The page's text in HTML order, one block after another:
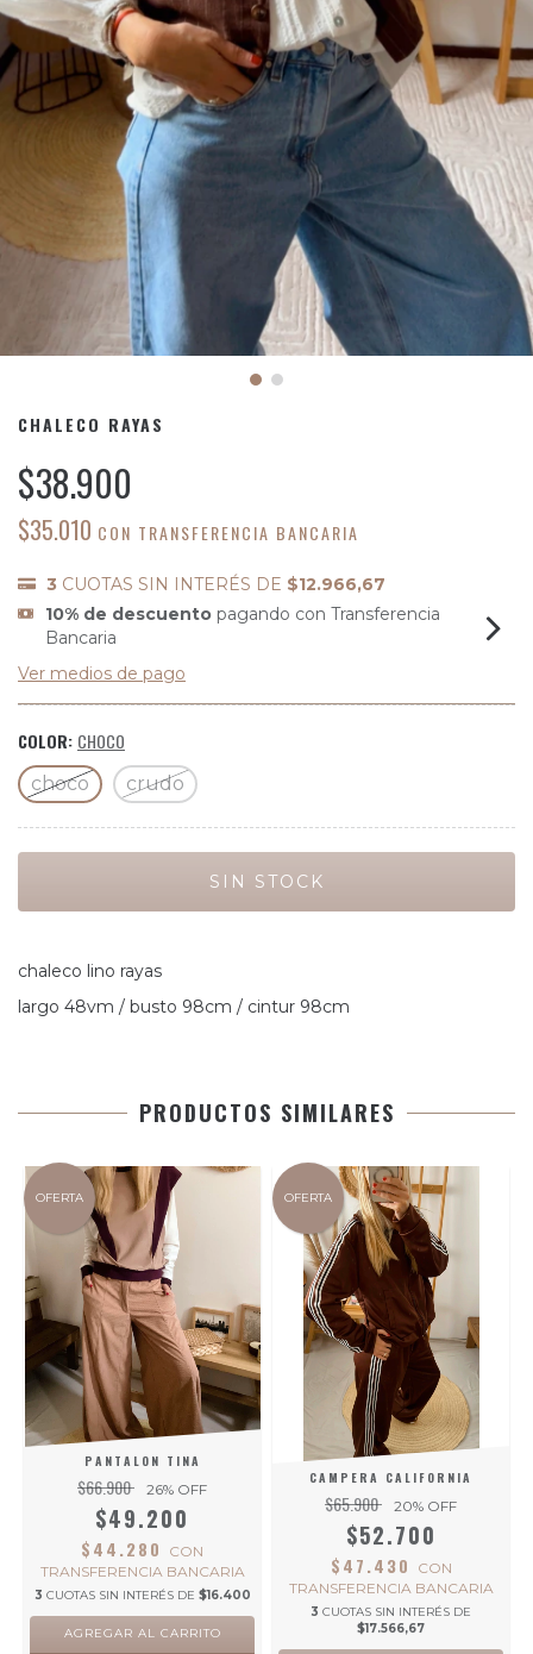
CHALECO RAYAS
$38.900
$35.010 CON TRANSFERENCIA BANCARIA
3 CUOTAS SIN INTERÉS DE $12.966,67
10% de descuento pagando con Transferencia
Bancaria
Ver medios de pago
COLOR: CHOCO
choco crudo
chaleco lino rayas
largo 48vm / busto 98cm / cintur 98cm
PRODUCTOS SIMILARES
OFERTA
PANTALON TINA
$66.900 26% OFF
$49.200
$44.280
CON
TRANSFERENCIA BANCARIA
3 CUOTAS SIN INTERÉS DE $16.400
AGREGAR AL CARRITO
OFERTA
CAMPERA CALIFORNIA
$65.900 20% OFF
$52.700
$47.430
CON
TRANSFERENCIA BANCARIA
3 CUOTAS SIN INTERÉS DE
$17.566,67